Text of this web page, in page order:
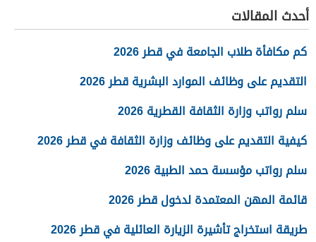
أحدث المقالات
كم مكافأة طلاب الجامعة في قطر 2026
التقديم على وظائف الموارد البشرية قطر 2026
سلم رواتب وزارة الثقافة القطرية 2026
كيفية التقديم على وظائف وزارة الثقافة في قطر 2026
سلم رواتب مؤسسة حمد الطبية 2026
قائمة المهن المعتمدة لدخول قطر 2026
طريقة استخراج تأشيرة الزيارة العائلية في قطر 2026